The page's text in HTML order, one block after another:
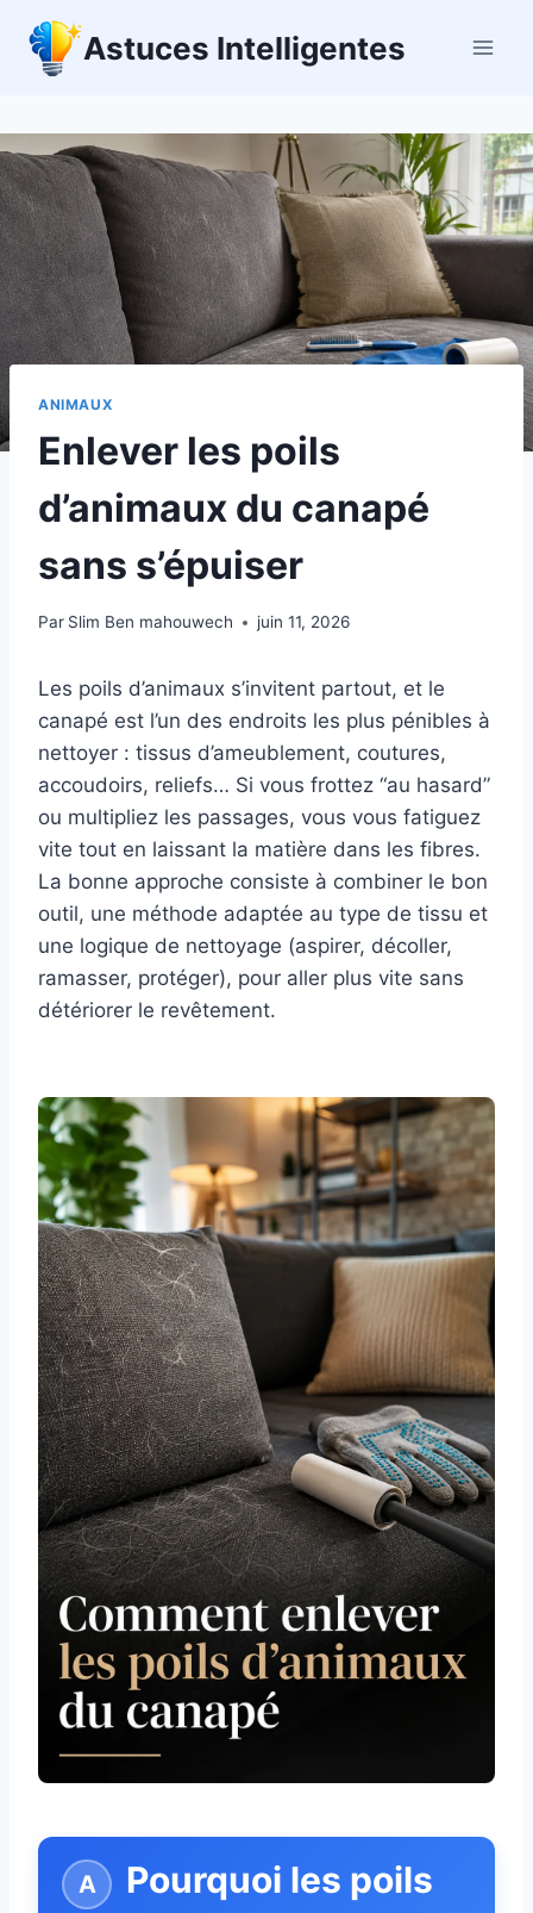
contenu
Astuces Intelligentes
ANIMAUX
Enlever les poils
d’animaux du canapé
sans s’épuiser
Par Slim Ben mahouwech juin 11, 2026
Les poils d’animaux s’invitent partout, et le
canapé est l’un des endroits les plus pénibles à
nettoyer : tissus d’ameublement, coutures,
accoudoirs, reliefs… Si vous frottez “au hasard”
ou multipliez les passages, vous vous fatiguez
vite tout en laissant la matière dans les fibres.
La bonne approche consiste à combiner le bon
outil, une méthode adaptée au type de tissu et
une logique de nettoyage (aspirer, décoller,
ramasser, protéger), pour aller plus vite sans
détériorer le revêtement.
Pourquoi les poils